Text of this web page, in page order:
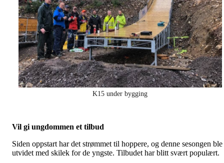
K15 under bygging
Vil gi ungdommen et tilbud
Siden oppstart har det strømmet til hoppere, og denne sesongen ble
utvidet med skilek for de yngste. Tilbudet har blitt svært populært.